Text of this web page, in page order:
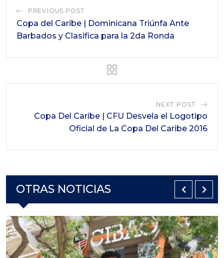
PREVIOUS POST
Copa del Caribe | Dominicana Triúnfa Ante
Barbados y Clasifica para la 2da Ronda
NEXT POST
Copa Del Caribe | CFU Desvela el Logotipo
Oficial de La Copa Del Caribe 2016
OTRAS NOTICIAS